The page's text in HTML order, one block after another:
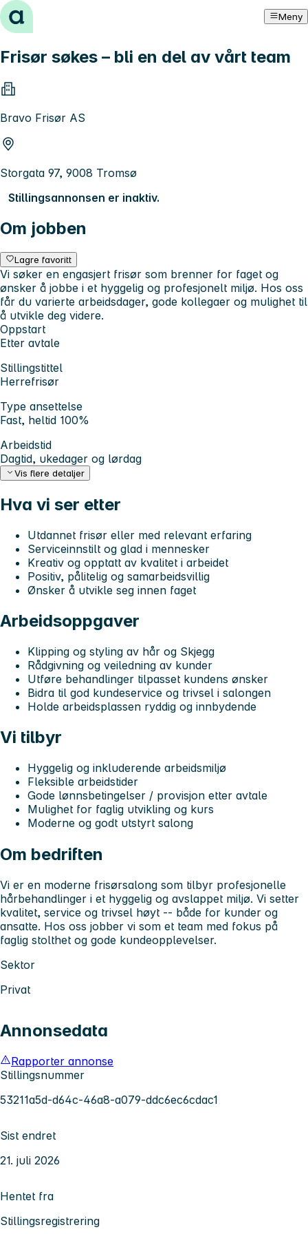
Hopp til innhold Meny
Frisør søkes – bli en del av vårt team
Bravo Frisør AS
Storgata 97, 9008 Tromsø
Stillingsannonsen er inaktiv.
Om jobben
Lagre favoritt
Vi søker en engasjert frisør som brenner for faget og
ønsker å jobbe i et hyggelig og profesjonelt miljø. Hos oss
får du varierte arbeidsdager, gode kollegaer og mulighet til
å utvikle deg videre.
Oppstart
Etter avtale
Stillingstittel
Herrefrisør
Type ansettelse
Fast, heltid 100%
Arbeidstid
Dagtid, ukedager og lørdag
Vis flere detaljer
Hva vi ser etter
Utdannet frisør eller med relevant erfaring
Serviceinnstilt og glad i mennesker
Kreativ og opptatt av kvalitet i arbeidet
Positiv, pålitelig og samarbeidsvillig
Ønsker å utvikle seg innen faget
Arbeidsoppgaver
Klipping og styling av hår og Skjegg
Rådgivning og veiledning av kunder
Utføre behandlinger tilpasset kundens ønsker
Bidra til god kundeservice og trivsel i salongen
Holde arbeidsplassen ryddig og innbydende
Vi tilbyr
Hyggelig og inkluderende arbeidsmiljø
Fleksible arbeidstider
Gode lønnsbetingelser / provisjon etter avtale
Mulighet for faglig utvikling og kurs
Moderne og godt utstyrt salong
Om bedriften
Vi er en moderne frisørsalong som tilbyr profesjonelle
hårbehandlinger i et hyggelig og avslappet miljø. Vi setter
kvalitet, service og trivsel høyt -- både for kunder og
ansatte. Hos oss jobber vi som et team med fokus på
faglig stolthet og gode kundeopplevelser.
Sektor
Privat
Annonsedata
Rapporter annonse
Stillingsnummer
53211a5d-d64c-46a8-a079-ddc6ec6cdac1
Sist endret
21. juli 2026
Hentet fra
Stillingsregistrering